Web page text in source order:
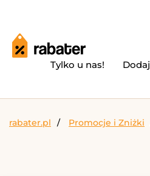
Tylko u nas!
rabater.pl Promocje i Zniżki